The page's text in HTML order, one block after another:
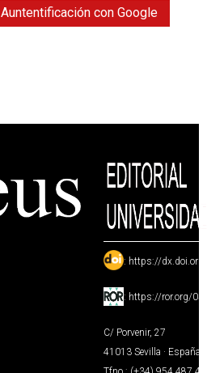
Auntentificación con Google
: https://
: https://ror.org/
C/ Porvenir, 27
41013 Sevilla · España